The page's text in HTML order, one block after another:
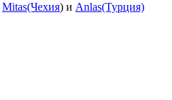
Mitas(Чехия) и Anlas(Турция)